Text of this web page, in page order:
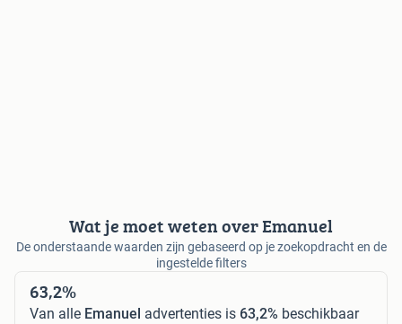
Wat je moet weten over Emanuel
De onderstaande waarden zijn gebaseerd op je zoekopdracht en de
ingestelde filters
63,2%
Van alle Emanuel advertenties is 63,2% beschikbaar